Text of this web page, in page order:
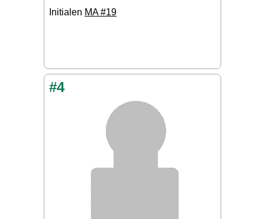
Initialen MA #19
#4